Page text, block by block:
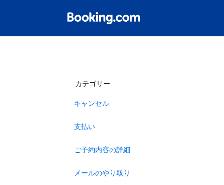
カテゴリー
キャンセル
支払い
ご予約内容の詳細
メールのやり取り